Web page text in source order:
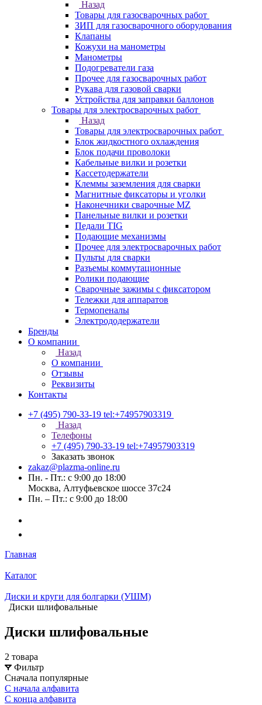
Назад
Товары для газосварочных работ
ЗИП для газосварочного оборудования
Клапаны
Кожухи на манометры
Манометры
Подогреватели газа
Прочее для газосварочных работ
Рукава для газовой сварки
Устройства для заправки баллонов
Товары для электросварочных работ
Назад
Товары для электросварочных работ
Блок жидкостного охлаждения
Блок подачи проволоки
Кабельные вилки и розетки
Кассетодержатели
Клеммы заземления для сварки
Магнитные фиксаторы и уголки
Наконечники сварочные MZ
Панельные вилки и розетки
Педали TIG
Подающие механизмы
Прочее для электросварочных работ
Пульты для сварки
Разъемы коммутационные
Ролики подающие
Сварочные зажимы с фиксатором
Тележки для аппаратов
Термопеналы
Электрододержатели
Бренды
О компании
Назад
О компании
Отзывы
Реквизиты
Контакты
+7 (495) 790-33-19 tel:+74957903319
Назад
Телефоны
+7 (495) 790-33-19 tel:+74957903319
Заказать звонок
zakaz@plazma-online.ru
Пн. - Пт.: с 9:00 до 18:00
Москва, Алтуфьевское шоссе 37с24
Пн. – Пт.: с 9:00 до 18:00
Главная
Каталог
Диски и круги для болгарки (УШМ)
Диски шлифовальные
Диски шлифовальные
2 товара
Фильтр
Сначала популярные
С начала алфавита
С конца алфавита